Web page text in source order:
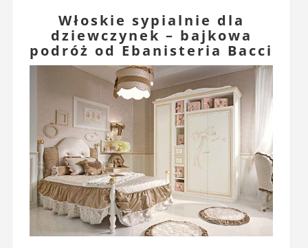
Włoskie sypialnie dla
dziewczynek – bajkowa
podróż od Ebanisteria Bacci